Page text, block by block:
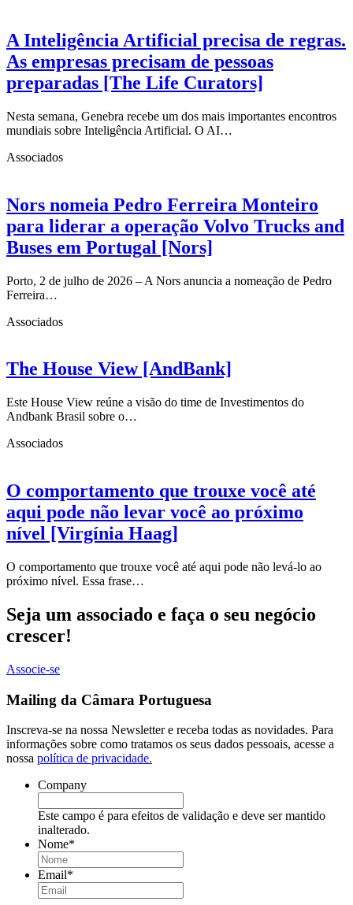
A Inteligência Artificial precisa de regras.
As empresas precisam de pessoas
preparadas [The Life Curators]
Nesta semana, Genebra recebe um dos mais importantes encontros
mundiais sobre Inteligência Artificial. O AI…
Associados
Nors nomeia Pedro Ferreira Monteiro
para liderar a operação Volvo Trucks and
Buses em Portugal [Nors]
Porto, 2 de julho de 2026 – A Nors anuncia a nomeação de Pedro
Ferreira…
Associados
The House View [AndBank]
Este House View reúne a visão do time de Investimentos do
Andbank Brasil sobre o…
Associados
O comportamento que trouxe você até
aqui pode não levar você ao próximo
nível [Virgínia Haag]
O comportamento que trouxe você até aqui pode não levá-lo ao
próximo nível. Essa frase…
Seja um associado e faça o seu negócio
crescer!
Associe-se
Mailing da Câmara Portuguesa
Inscreva-se na nossa Newsletter e receba todas as novidades. Para
informações sobre como tratamos os seus dados pessoais, acesse a
nossa política de privacidade.
Company
Este campo é para efeitos de validação e deve ser mantido
inalterado.
Nome*
Email*